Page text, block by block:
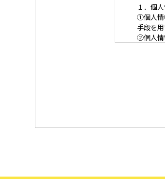
１．個
①個人
手段を
②個人
個人情
報への
尊重し
個人情